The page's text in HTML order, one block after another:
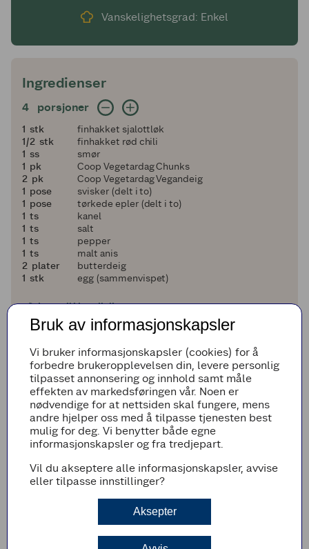
Vanskelighetsgrad: Enkel
Ingredienser
4 porsjoner
4 porsjoner
11 stk
finhakket sjalottløk
en halv
1/2 stk
finhakket rød chili
11 ss
smør
11 pk
Coop Vegetardag Chunks
2
2 pk
Coop Vegetardag Vegandeig
11 pose
svisker (delt i to)
11 pose
tørkede epler (delt i to)
11 ts
kanel
11 ts
salt
11 ts
pepper
11 ts
malt anis
2
2 plater
butterdeig
11 stk egg (sammenvispet)
Legg til i handleliste
Fremgangsmetode
Stek sjalottløk og chili i smør.
Bland Vegetardag chunks, Vegetardag deig,
løkblandingen, tørkede epler og svisker.
Rør inn krydder, pakk farsen i plastfolie og
rull den til en pølse.
Fjern plastfolien. Kjevle ut butterdeigen og
pakk den rundt vegetarblandingen.
Snitt små ruter i butterdeigen som om det var
Pensle rullen med egg og stek den på 220 °C
Bruk av informasjonskapsler
Vi bruker informasjonskapsler (cookies) for å
forbedre brukeropplevelsen din, levere personlig
tilpasset annonsering og innhold samt måle
effekten av markedsføringen vår. Noen er
nødvendige for at nettsiden skal fungere, mens
andre hjelper oss med å tilpasse tjenesten best
mulig for deg. Vi benytter både egne
informasjonskapsler og fra tredjepart.
Vil du akseptere alle informasjonskapsler, avvise
eller tilpasse innstillinger?
Aksepter